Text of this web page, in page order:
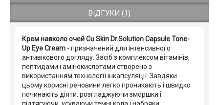
ВІДГУКИ (1)
Крем навколо очей Cu Skin Dr.Solution Capsule Tone-
Up Eye Cream -призначений для інтенсивного
антивікового догляду. Засіб з комплексом вітамінів,
пептидами і амінокислотами створено з
використанням технології інкапсуляції. Завдяки
цьому корисні речовини легко проникають і швидко
починають діяти, розгладжуючи зморшки і